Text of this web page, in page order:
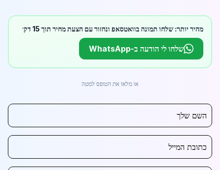
מהיר יותר: שלחו תמונה בוואטסאפ ונחזור עם הצעת מחיר תוך 15 דק׳
שלחו לי הודעה ב-WhatsApp
או מלאו את הטופס למטה